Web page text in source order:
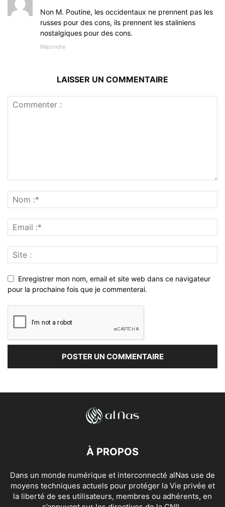
Non M. Poutine, les occidentaux ne prennent pas les
russes pour des cons, ils prennent les staliniens
nostalgiques pour des cons.
Répondre
LAISSER UN COMMENTAIRE
Enregistrer mon nom, email et site web dans ce navigateur
pour la prochaine fois que je commenterai.
À PROPOS
Dans un monde numérique et interconnecté alNas use de
moyens techniques actuels pour protéger la Vie privée et
la liberté de ses utilisateurs, membres ou adhérents, en